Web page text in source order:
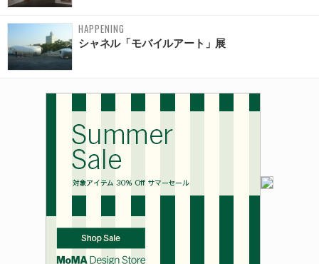
HAPPENING
シャネル「モバイルアート」展